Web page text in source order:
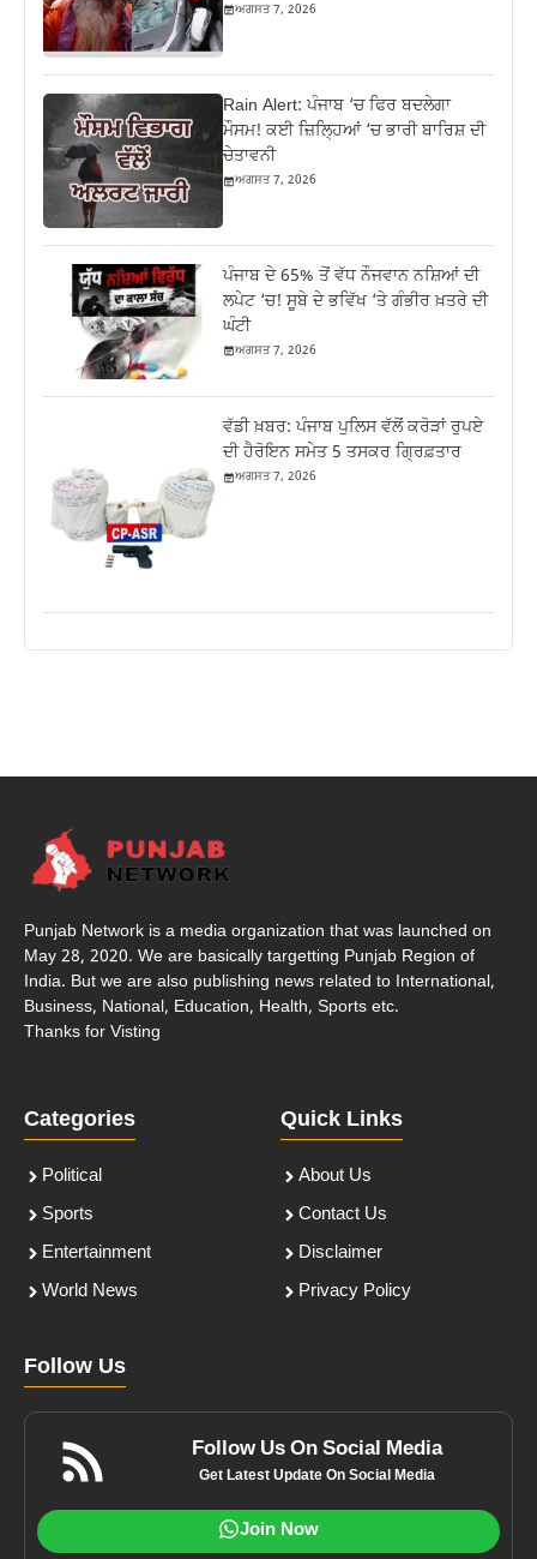
ਅਗਸਤ 7, 2026
Rain Alert: ਪੰਜਾਬ ‘ਚ ਫਿਰ ਬਦਲੇਗਾ
ਮੌਸਮ! ਕਈ ਜ਼ਿਲ੍ਹਿਆਂ ‘ਚ ਭਾਰੀ ਬਾਰਿਸ਼ ਦੀ
ਚੇਤਾਵਨੀ
ਅਗਸਤ 7, 2026
ਪੰਜਾਬ ਦੇ 65% ਤੋਂ ਵੱਧ ਨੌਜਵਾਨ ਨਸ਼ਿਆਂ ਦੀ
ਲਪੇਟ ‘ਚ! ਸੂਬੇ ਦੇ ਭਵਿੱਖ ‘ਤੇ ਗੰਭੀਰ ਖ਼ਤਰੇ ਦੀ
ਘੰਟੀ
ਅਗਸਤ 7, 2026
ਵੱਡੀ ਖ਼ਬਰ: ਪੰਜਾਬ ਪੁਲਿਸ ਵੱਲੋਂ ਕਰੋੜਾਂ ਰੁਪਏ
ਦੀ ਹੈਰੋਇਨ ਸਮੇਤ 5 ਤਸਕਰ ਗ੍ਰਿਫ਼ਤਾਰ
ਅਗਸਤ 7, 2026
Punjab Network is a media organization that was launched on
May 28, 2020. We are basically targetting Punjab Region of
India. But we are also publishing news related to International,
Business, National, Education, Health, Sports etc.
Thanks for Visting
Categories
Political
Sports
Entertainment
World News
Quick Links
About Us
Contact Us
Disclaimer
Privacy Policy
Follow Us
Follow Us On Social Media
Get Latest Update On Social Media
Join Now